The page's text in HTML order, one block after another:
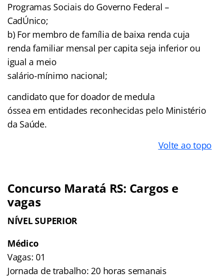
Programas Sociais do Governo Federal –
CadÚnico;
b) For membro de família de baixa renda cuja
renda familiar mensal per capita seja inferior ou
igual a meio
salário-mínimo nacional;
candidato que for doador de medula
óssea em entidades reconhecidas pelo Ministério
da Saúde.
Volte ao topo
Concurso Maratá RS: Cargos e
vagas
NÍVEL SUPERIOR
Médico
Vagas: 01
Jornada de trabalho: 20 horas semanais